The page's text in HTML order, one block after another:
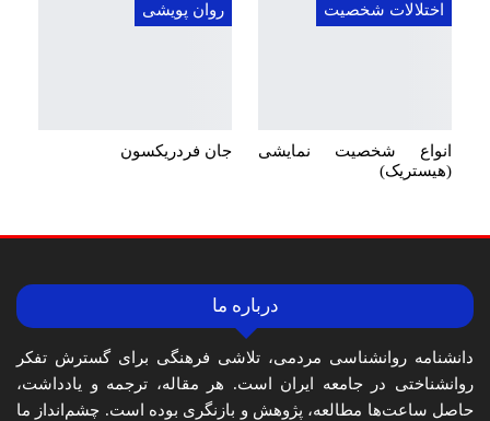
اختلالات شخصیت
انواع شخصیت نمایشی
(هیستریک)
روان پویشی
جان فردریکسون
درباره ما
دانشنامه روانشناسی مردمی، تلاشی فرهنگی برای گسترش تفکر
روانشناختی در جامعه ایران است. هر مقاله، ترجمه و یادداشت،
حاصل ساعت‌ها مطالعه، پژوهش و بازنگری بوده است. چشم‌انداز ما